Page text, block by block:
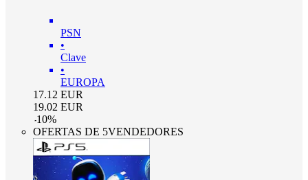
PSN
•
Clave
•
EUROPA
17.12 EUR
19.02 EUR
-10%
OFERTAS DE 5VENDEDORES